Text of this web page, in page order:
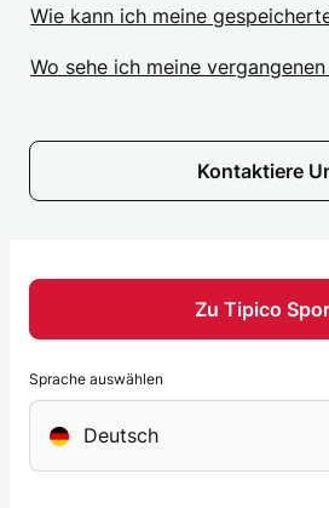
Wie kann ich meine
Wo sehe ich meine
Kontaktiere
Zu Tipico
Sprache auswählen
Deutsch